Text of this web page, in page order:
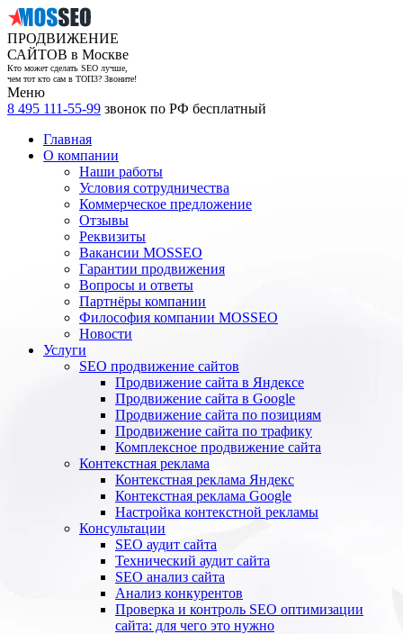
ПРОДВИЖЕНИЕ
САЙТОВ в Москве
Кто может сделать SEO лучше,
чем тот кто сам в ТОП3? Звоните!
Меню
8 495 111-55-99 звонок по РФ бесплатный
Главная
О компании
Наши работы
Условия сотрудничества
Коммерческое предложение
Отзывы
Реквизиты
Вакансии MOSSEO
Гарантии продвижения
Вопросы и ответы
Партнёры компании
Философия компании MOSSEO
Новости
Услуги
SEO продвижение сайтов
Продвижение сайта в Яндексе
Продвижение сайта в Google
Продвижение сайта по позициям
Продвижение сайта по трафику
Комплексное продвижение сайта
Контекстная реклама
Контекстная реклама Яндекс
Контекстная реклама Google
Настройка контекстной рекламы
Консультации
SEO аудит сайта
Технический аудит сайта
SEO анализ сайта
Анализ конкурентов
Проверка и контроль SEO оптимизации
сайта: для чего это нужно